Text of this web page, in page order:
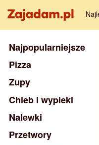
Najpopularniejsze
Pizza
Zupy
Chleb i wypieki
Nalewki
Przetwory